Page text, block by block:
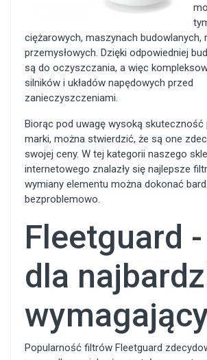
ciężarowych, maszynach budowlanych,
przemysłowych. Dzięki odpowiedniej
są do oczyszczania, a więc
silników i układów napędowych przed
zanieczyszczeniami.
Biorąc pod uwagę wysoką skuteczność
marki, można stwierdzić, że są one
swojej ceny. W tej kategorii naszego
internetowego znalazły się najlepsze
wymiany elementu można dokonać
bezproblemowo.
Fleetguard
dla
Popularność filtrów Fleetguard